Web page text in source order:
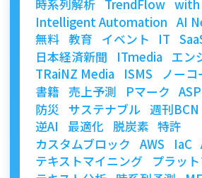
時系列解析 TrendFlow with
Intelligent Automation AI
無料 教育 イベント IT
日本経済新聞
ITmedia
エン
TRaiNZ Media
ISMS
ノーコ
書籍
売上予測 Pマーク
防災 サステナブル 週刊BCN
逆AI
最適化 脱炭素 特許
カスタムブロック
AWS IaC
テキストマイニング
プラッ